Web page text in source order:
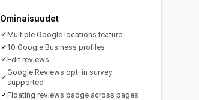
Ominaisuudet
Multiple Google locations feature
10 Google Business profiles
Edit reviews
Google Reviews opt-in survey
supported
Floating reviews badge across pages